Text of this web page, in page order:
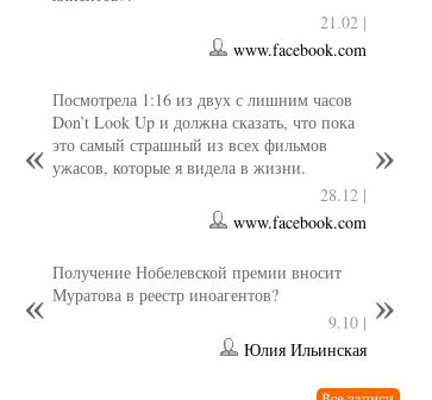
21.02 |
www.facebook.com
Посмотрела 1:16 из двух с лишним часов
Don’t Look Up и должна сказать, что пока
это самый страшный из всех фильмов
ужасов, которые я видела в жизни.
28.12 |
www.facebook.com
Получение Нобелевской премии вносит
Муратова в реестр иноагентов?
9.10 |
Юлия Ильинская